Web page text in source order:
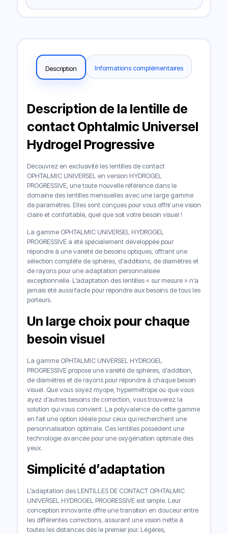
Description Informations complémentaires
Description de la lentille de
contact Ophtalmic Universel
Hydrogel Progressive
Découvrez en exclusivité les lentilles de contact
OPHTALMIC UNIVERSEL en version HYDROGEL
PROGRESSIVE, une toute nouvelle référence dans le
domaine des lentilles mensuelles avec une large gamme
de paramètres. Elles sont conçues pour vous offrir une vision
claire et confortable, quel que soit votre besoin visuel !
La gamme OPHTALMIC UNIVERSEL HYDROGEL
PROGRESSIVE a été spécialement développée pour
répondre à une variété de besoins optiques, offrant une
sélection complète de sphères, d’additions, de diamètres et
de rayons pour une adaptation personnalisée
exceptionnelle. L’adaptation des lentilles « sur mesure » n’a
jamais été aussi facile pour répondre aux besoins de tous les
porteurs.
Un large choix pour chaque
besoin visuel
La gamme OPHTALMIC UNVERSEL HYDROGEL
PROGRESSIVE propose une variété de sphères, d’addition,
de diamètres et de rayons pour répondre à chaque besoin
visuel. Que vous soyez myope, hypermétrope ou que vous
ayez d’autres besoins de correction, vous trouverez la
solution qui vous convient. La polyvalence de cette gamme
en fait une option idéale pour ceux qui recherchent une
personnalisation optimale. Ces lentilles possèdent une
technologie avancée pour une oxygénation optimale des
yeux.
Simplicité d’adaptation
L’adaptation des LENTILLES DE CONTACT OPHTALMIC
UNIVERSEL HYDROGEL PROGRESSIVE est simple. Leur
conception innovante offre une transition en douceur entre
les différentes corrections, assurant une vision nette à
toutes les distances dès le premier jour. Légères,